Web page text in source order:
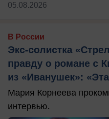
05.08.2026
В России
Экс-солистка
правду о романе с
из «Иванушек»:
Мария Корнеева
интервью.